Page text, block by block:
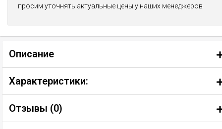
просим уточнять актуальные цены у наших менеджеров
Описание
Характеристики:
Отзывы (0)